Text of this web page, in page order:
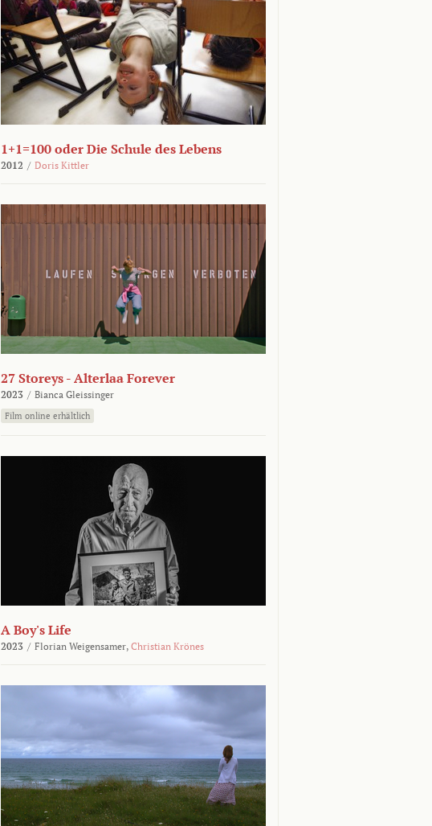
1+1=100 oder Die Schule des Lebens
2012 / Doris Kittler
27 Storeys - Alterlaa Forever
2023 / Bianca Gleissinger
Film online erhältlich
A Boy's Life
2023 / Florian Weigensamer, Christian Krönes